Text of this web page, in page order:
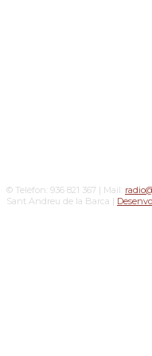
© Telèfon: 936 821 367 | Mail:
Sant Andreu de la Barca |